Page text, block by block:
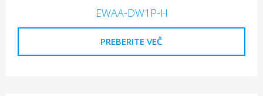
EWAA-DW1P-H
PREBERITE VEČ